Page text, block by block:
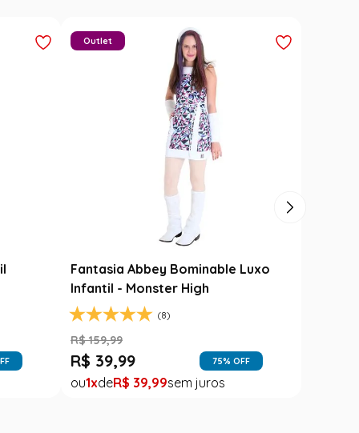
Fantasia Abbey Bominable Luxo
Infantil - Monster High
(8)
Outlet
R$ 159,99
R$ 39,99 75% OFF
1 R$ 39,99